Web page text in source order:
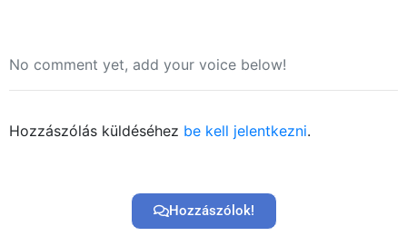
No comment yet, add your voice below!
Hozzászólás küldéséhez be kell jelentkezni.
Hozzászólok!